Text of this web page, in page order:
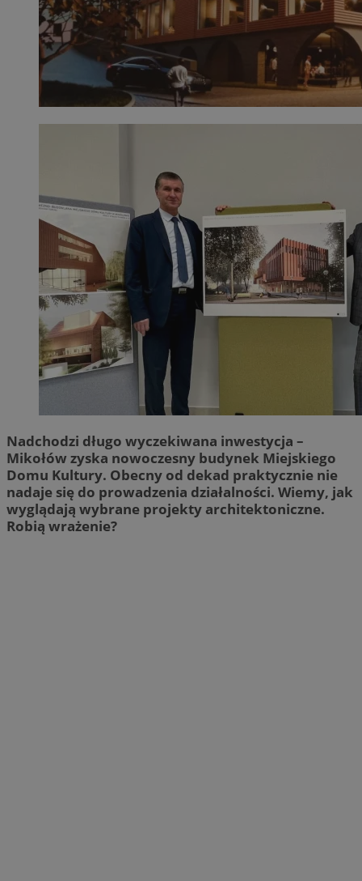
Nadchodzi długo wyczekiwana inwestycja –
Mikołów zyska nowoczesny budynek Miejskiego
Domu Kultury. Obecny od dekad praktycznie nie
nadaje się do prowadzenia działalności. Wiemy, jak
wyglądają wybrane projekty architektoniczne.
Robią wrażenie?